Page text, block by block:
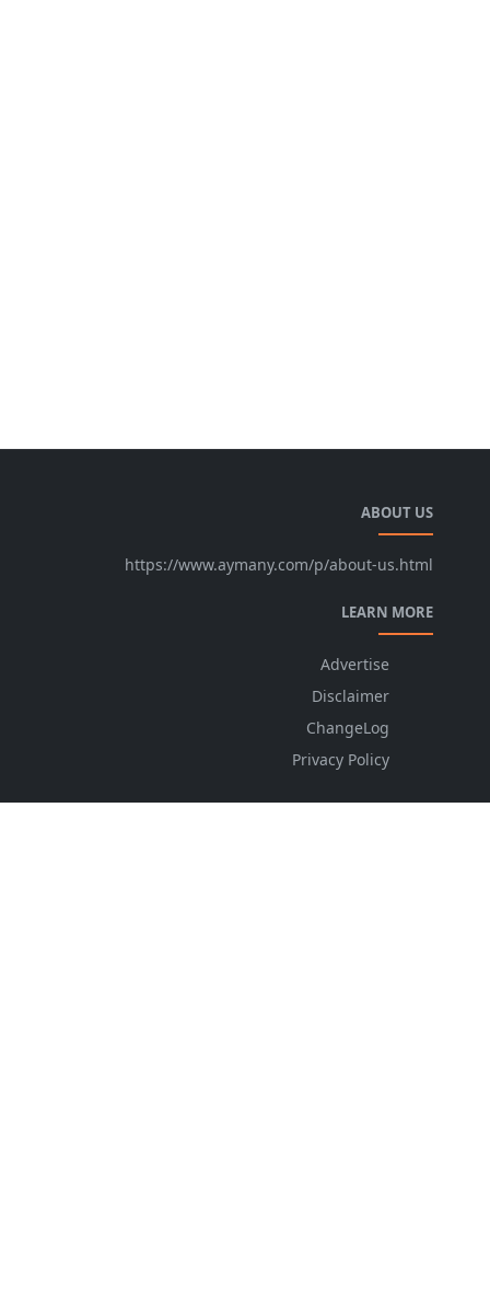
ABOUT US
https://www.aymany.com/p/about-us.html
LEARN MORE
Advertise
Disclaimer
ChangeLog
Privacy Policy